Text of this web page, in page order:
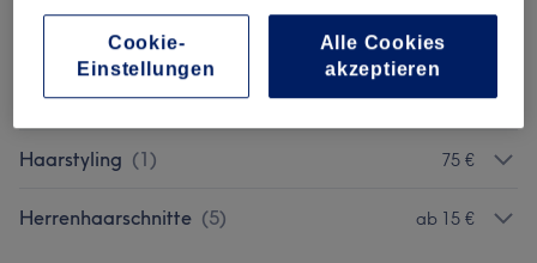
Strähnen & Balayage ab 69 €
Haarkuren & -pflege (2) ab 15 €
Haarstyling (1) 75 €
Herrenhaarschnitte (5) ab 15 €
Cookie-
Einstellungen
Alle Cookies
akzeptieren